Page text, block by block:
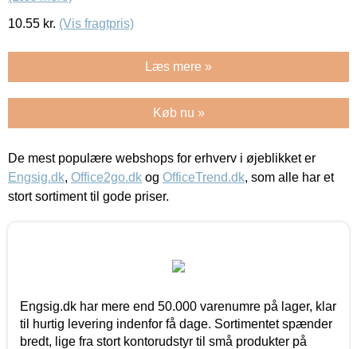
10.55 kr. (Vis fragtpris)
Læs mere »
Køb nu »
De mest populære webshops for erhverv i øjeblikket er
Engsig.dk, Office2go.dk og OfficeTrend.dk, som alle har et
stort sortiment til gode priser.
Engsig.dk har mere end 50.000 varenumre på lager, klar
til hurtig levering indenfor få dage. Sortimentet spænder
bredt, lige fra stort kontorudstyr til små produkter på